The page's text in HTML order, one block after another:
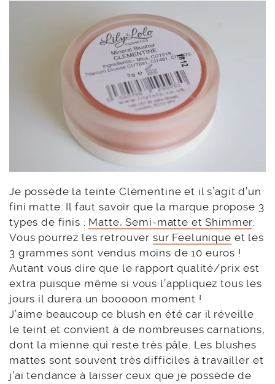
Je possède la teinte Clémentine et il s’agit d’un
fini matte. Il faut savoir que la marque propose 3
types de finis : Matte, Semi-matte et Shimmer
Vous pourrez les retrouver sur Feelunique et les
3 grammes sont vendus moins de 10 euros !
Autant vous dire que le rapport qualité/prix est
extra puisque même si vous l’appliquez tous les
jours il durera un booooon moment !
J’aime beaucoup ce blush en été car il réveille
le teint et convient à de nombreuses carnations,
dont la mienne qui reste très pâle. Les blushes
mattes sont souvent très difficiles à travailler et
j’ai tendance à laisser ceux que je possède de